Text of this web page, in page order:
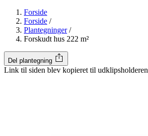
Forside
Forside /
Plantegninger /
Forskudt hus 222 m²
Del plantegning
Link til siden blev kopieret til udklipsholderen